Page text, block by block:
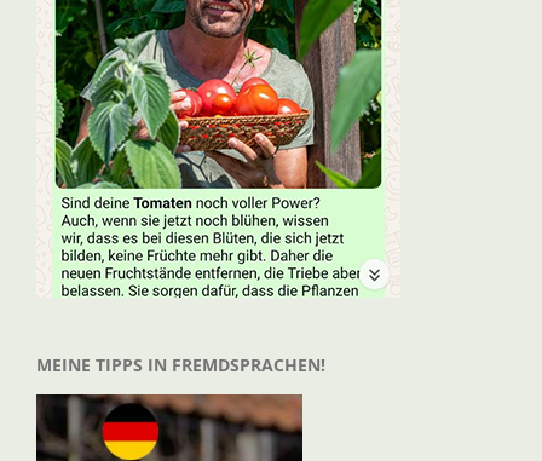
MEINE TIPPS IN FREMDSPRACHEN!